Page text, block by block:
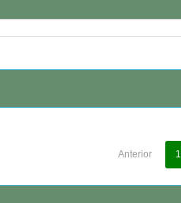
Anterior 1